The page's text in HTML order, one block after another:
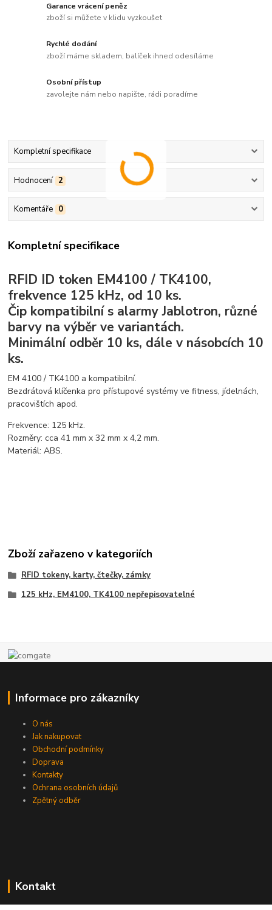
Garance vrácení peněz
zboží si můžete v klidu vyzkoušet
Rychlé dodání
zboží máme skladem, balíček ihned odesíláme
Osobní přístup
zavolejte nám nebo napište, rádi poradíme
Kompletní specifikace
Hodnocení 2
Komentáře 0
Kompletní specifikace
RFID ID token EM4100 / TK4100,
frekvence 125 kHz, od 10 ks.
Čip kompatibilní s alarmy Jablotron, různé
barvy na výběr ve variantách.
Minimální odběr 10 ks, dále v násobcích 10
ks.
EM 4100 / TK4100 a kompatibilní.
Bezdrátová klíčenka pro přístupové systémy ve fitness, jídelnách,
pracovištích apod.
Frekvence: 125 kHz.
Rozměry: cca 41 mm x 32 mm x 4,2 mm.
Materiál: ABS.
Zboží zařazeno v kategoriích
RFID tokeny, karty, čtečky, zámky
125 kHz, EM4100, TK4100 nepřepisovatelné
Informace pro zákazníky
O nás
Jak nakupovat
Obchodní podmínky
Doprava
Kontakty
Ochrana osobních údajů
Zpětný odběr
Kontakt